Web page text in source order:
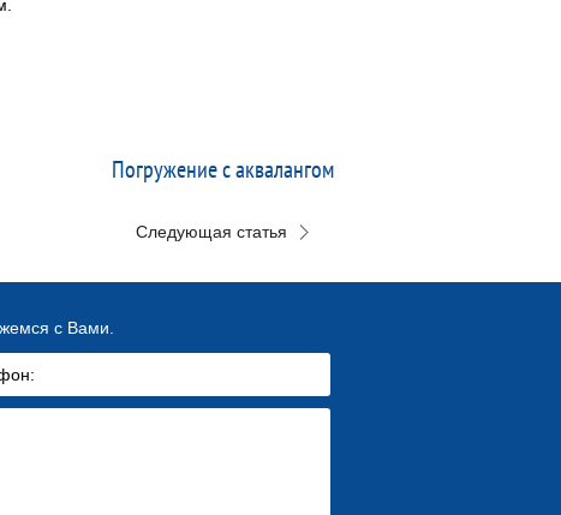
Погружение с аквалангом
Следующая статья
с Вами.